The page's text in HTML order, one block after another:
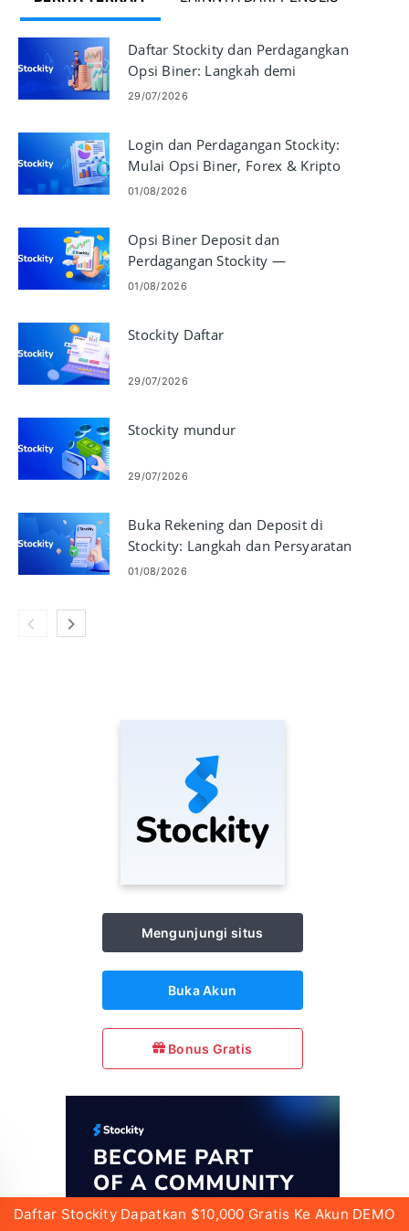
Daftar Stockity dan Perdagangkan
Opsi Biner: Langkah demi
Langkah
29/07/2026
Login dan Perdagangan Stockity:
Mulai Opsi Biner, Forex & Kripto
01/08/2026
Opsi Biner Deposit dan
Perdagangan Stockity —
Pendanaan, Pemesanan, Eksekusi
01/08/2026
Stockity Daftar
29/07/2026
Stockity mundur
29/07/2026
Buka Rekening dan Deposit di
Stockity: Langkah dan Persyaratan
01/08/2026
Mengunjungi situs
Buka Akun
Bonus Gratis
Daftar Stockity Dapatkan $10,000 Gratis Ke Akun DEMO